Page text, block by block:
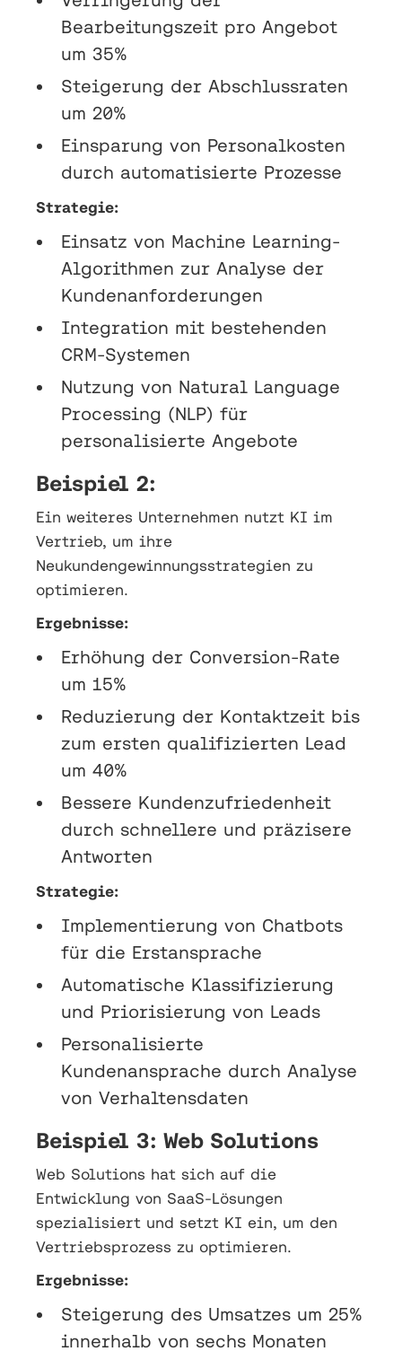
Bearbeitungszeit pro Angebot
um 35%
Steigerung der Abschlussraten
um 20%
Einsparung von Personalkosten
durch automatisierte Prozesse
Strategie:
Einsatz von Machine Learning-
Algorithmen zur Analyse der
Kundenanforderungen
Integration mit bestehenden
CRM-Systemen
Nutzung von Natural Language
Processing (NLP) für
personalisierte Angebote
Beispiel 2:
Ein weiteres Unternehmen nutzt KI im
Vertrieb, um ihre
Neukundengewinnungsstrategien zu
optimieren.
Ergebnisse:
Erhöhung der Conversion-Rate
um 15%
Reduzierung der Kontaktzeit bis
zum ersten qualifizierten Lead
um 40%
Bessere Kundenzufriedenheit
durch schnellere und präzisere
Antworten
Strategie:
Implementierung von Chatbots
für die Erstansprache
Automatische Klassifizierung
und Priorisierung von Leads
Personalisierte
Kundenansprache durch Analyse
von Verhaltensdaten
Beispiel 3: Web Solutions
Web Solutions hat sich auf die
Entwicklung von SaaS-Lösungen
spezialisiert und setzt KI ein, um den
Vertriebsprozess zu optimieren.
Ergebnisse:
Steigerung des Umsatzes um 25%
innerhalb von sechs Monaten